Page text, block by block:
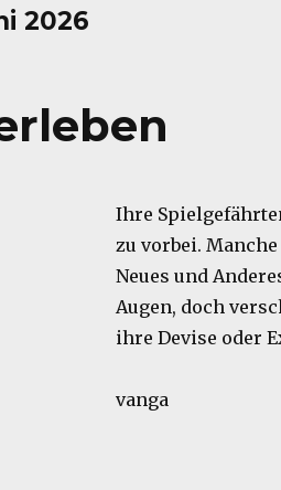
2026
Ihre
zu vorbei.
Neues und
Augen, doch
ihre Devise oder
vanga